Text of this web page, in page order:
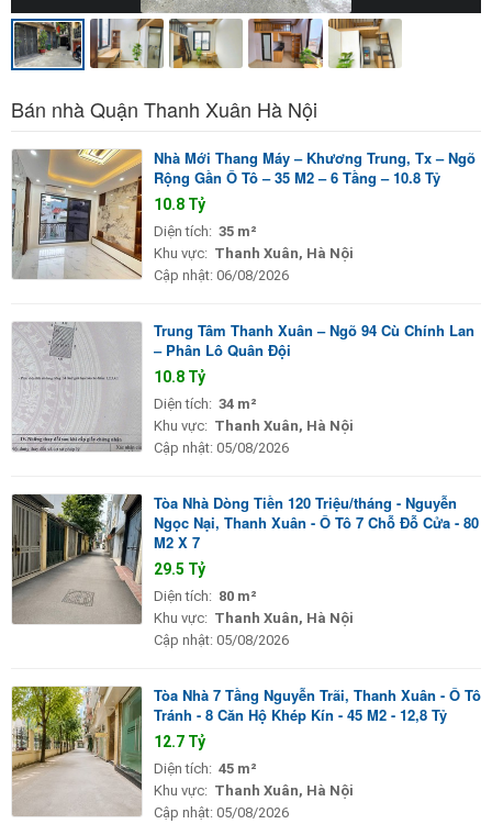
Bán nhà Quận Thanh Xuân Hà Nội
Nhà Mới Thang Máy – Khương Trung, Tx – Ngõ
Rộng Gần Ô Tô – 35 M2 – 6 Tầng – 10.8 Tỷ
10.8 Tỷ
Diện tích: 35 m²
Khu vực: Thanh Xuân, Hà Nội
Cập nhật: 06/08/2026
Trung Tâm Thanh Xuân – Ngõ 94 Cù Chính Lan
– Phân Lô Quân Đội
10.8 Tỷ
Diện tích: 34 m²
Khu vực: Thanh Xuân, Hà Nội
Cập nhật: 05/08/2026
Tòa Nhà Dòng Tiền 120 Triệu/tháng - Nguyễn
Ngọc Nại, Thanh Xuân - Ô Tô 7 Chỗ Đỗ Cửa - 80
M2 X 7
29.5 Tỷ
Diện tích: 80 m²
Khu vực: Thanh Xuân, Hà Nội
Cập nhật: 05/08/2026
Tòa Nhà 7 Tầng Nguyễn Trãi, Thanh Xuân - Ô Tô
Tránh - 8 Căn Hộ Khép Kín - 45 M2 - 12,8 Tỷ
12.7 Tỷ
Diện tích: 45 m²
Khu vực: Thanh Xuân, Hà Nội
Cập nhật: 05/08/2026